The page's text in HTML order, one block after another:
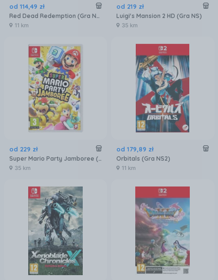
od 114,49 zł
Red Dead Redemption (Gra NS)
11 km
od 219 zł
Luigi's Mansion 2 HD (Gra NS)
35 km
od 229 zł
Super Mario Party Jamboree (Gra NS)
35 km
od 179,89 zł
Orbitals (Gra NS2)
11 km